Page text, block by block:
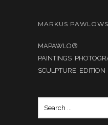
MARKUS
MAPAWLO®
PAINTINGS
SCULPTURE EDITION